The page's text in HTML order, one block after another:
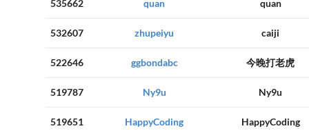
535662 quan quan
532607 zhupeiyu caiji
522646 ggbondabc 今晚打老虎
519787 Ny9u Ny9u
519651 HappyCoding HappyCoding